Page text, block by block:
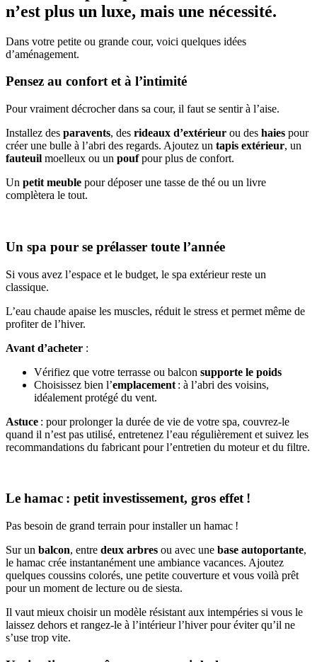
n’est plus un luxe, mais une nécessité.
Dans votre petite ou grande cour, voici quelques idées
d’aménagement.
Pensez au confort et à l’intimité
Pour vraiment décrocher dans sa cour, il faut se sentir à l’aise.
Installez des paravents, des rideaux d’extérieur ou des haies pour
créer une bulle à l’abri des regards. Ajoutez un tapis extérieur, un
fauteuil moelleux ou un poufpour plus de confort.
Un petit meuble pour déposer une tasse de thé ou un livre
complètera le tout.
Un spa pour se prélasser toute l’année
Si vous avez l’espace et le budget, le spa extérieur reste un
classique.
L’eau chaude apaise les muscles, réduit le stress et permet même de
profiter de l’hiver.
Avant d’acheter :
Vérifiez que votre terrasse ou balcon supporte le poids
Choisissez bien l’emplacement : à l’abri des voisins,
idéalement protégé du vent.
Astuce : pour prolonger la durée de vie de votre spa, couvrez-le
quand il n’est pas utilisé, entretenez l’eau régulièrement et suivez les
recommandations du fabricant pour l’entretien du moteur et du filtre.
Le hamac : petit investissement, gros effet !
Pas besoin de grand terrain pour installer un hamac !
Sur un balcon, entre deux arbres ou avec une base autoportante,
le hamac crée instantanément une ambiance vacances. Ajoutez
quelques coussins colorés, une petite couverture et vous voilà prêt
pour un moment de lecture ou de siesta.
Il vaut mieux choisir un modèle résistant aux intempéries si vous le
laissez dehors et rangez-le à l’intérieur l’hiver pour éviter qu’il ne
s’use trop vite.